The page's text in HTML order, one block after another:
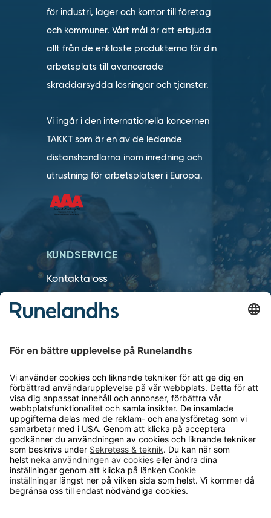
för industri, lager och kontor till företag
och kommuner. Vårt mål är att erbjuda
allt från de enklaste produkterna för din
arbetsplats till avancerade
skräddarsydda lösningar och tjänster.
Vi ingår i den internationella koncernen
TAKKT som är en av de ledande
distanshandlarna inom inredning och
utrustning för arbetsplatser i Europa.
KUNDSERVICE
Kontakta oss
Så funkar det
Om cookies
Personuppgiftshantering
Cookie inställningar
OM RUNELANDHS
Om Runelandhs
Köpvillkor